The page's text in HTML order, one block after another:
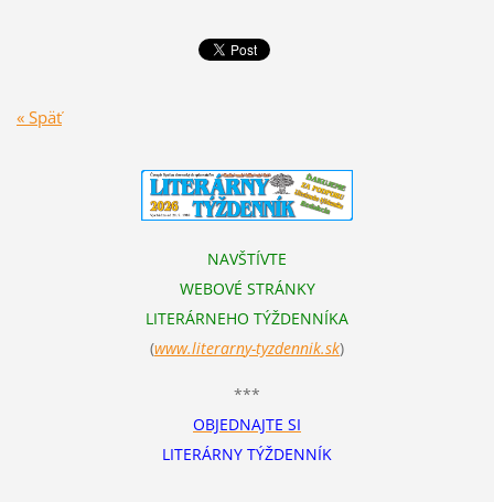
« Späť
NAVŠTÍVTE
WEBOVÉ STRÁNKY
LITERÁRNEHO TÝŽDENNÍKA
(www.literarny-tyzdennik.sk)
***
OBJEDNAJTE SI
LITERÁRNY TÝŽDENNÍK